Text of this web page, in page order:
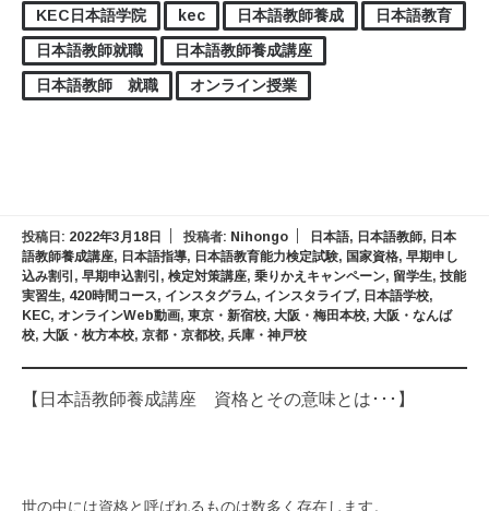
KEC日本語学院
kec 日本語教師養成
日本語教育
日本語教師就職
日本語教師養成講座
日本語教師 就職
オンライン授業
投稿日: 2022年3月18日 投稿者: Nihongo 日本語, 日本語教師, 日本
語教師養成講座, 日本語指導, 日本語教育能力検定試験, 国家資格, 早期申し
込み割引 , 早期申込割引 , 検定対策講座, 乗りかえキャンペーン, 留学生, 技能
実習生, 420時間コース, インスタグラム, インスタライブ, 日本語学校,
KEC, オンラインWeb動画, 東京・新宿校, 大阪・梅田本校, 大阪・なんば
校, 大阪・枚方本校, 京都・京都校, 兵庫・神戸校
【日本語教師養成講座 資格とその意味とは･･･】
世の中には資格と呼ばれるものは数多く存在します。